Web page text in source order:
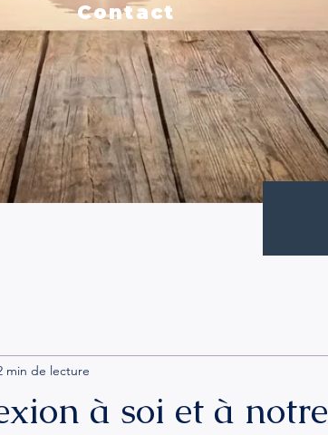
Contact
à soi et à notre
min de lecture